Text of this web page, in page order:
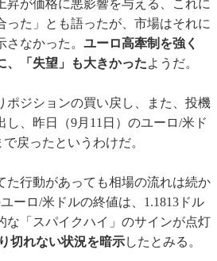
が価格に悪影響を与える、これに
った」とも語ったが、市場はそれに
なかった。 ユーロ高牽制を強く
、「失望」も大きかったようだ。
ジションの買い戻し、また、投機
し、昨日（9月11日）のユーロ/米ド
戻ったというわけだ。
行動があっても相場の流れは続か
ーロ/米ドルの終値は、1.1813ドル
な「スパイクハイ」のサインが点灯
切れない状況を暗示したとみる。